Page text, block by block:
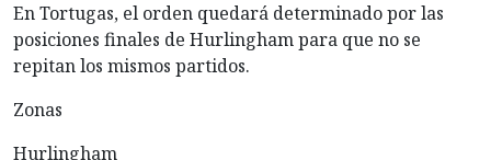
En Tortugas, el orden quedará determinado por las
posiciones finales de Hurlingham para que no se
repitan los mismos partidos.
Zonas
Hurlingham